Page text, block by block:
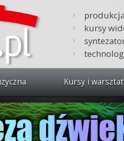
kursy
Kursy i
Zobacz
Synteza dźwięku 🔥